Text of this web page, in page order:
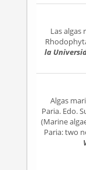
Las algas
la
Algas
Paria. Edo.
(Marine
Paria: two